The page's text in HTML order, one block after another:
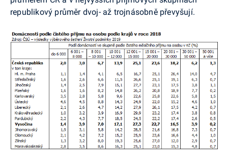
republikový průměr dvoj- až trojnásobně převyšují.